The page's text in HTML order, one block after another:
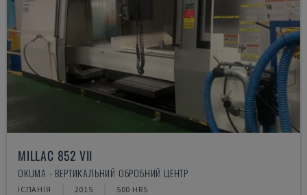
MILLAC 852 VII
OKUMA - ВЕРТИКАЛЬНИЙ ОБРОБНИЙ ЦЕНТР
ІСПАНІЯ 2015 500 HRS